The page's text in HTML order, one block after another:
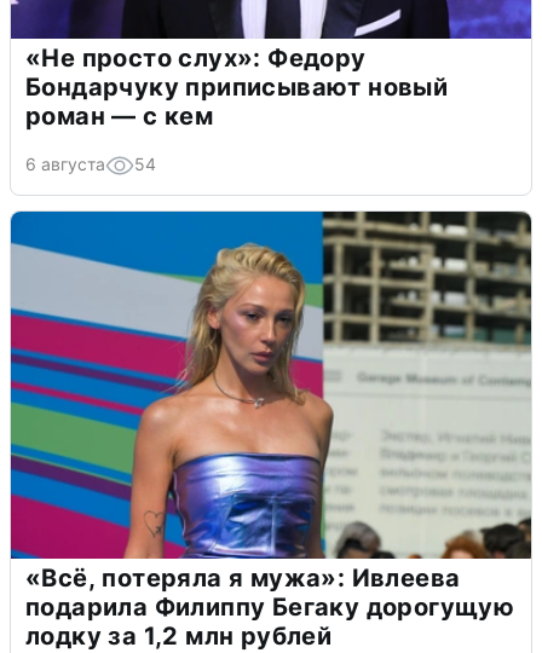
«Не просто слух»: Федору
Бондарчуку приписывают новый
роман — с кем
6 августа 54
«Всё, потеряла я мужа»: Ивлеева
подарила Филиппу Бегаку дорогущую
лодку за 1,2 млн рублей